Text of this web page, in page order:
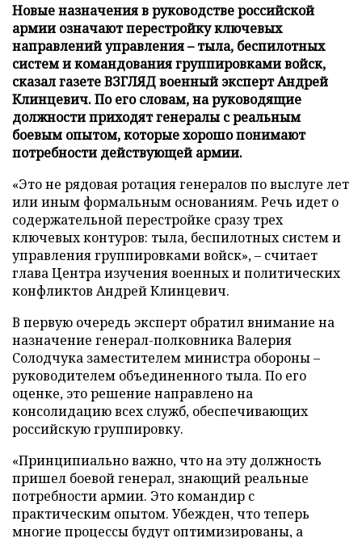
Новые назначения в руководстве российской
армии означают перестройку ключевых
направлений управления – тыла, беспилотных
систем и командования группировками войск,
сказал газете ВЗГЛЯД военный эксперт Андрей
Клинцевич. По его словам, на руководящие
должности приходят генералы с реальным
боевым опытом, которые хорошо понимают
потребности действующей армии.
«Это не рядовая ротация генералов по выслуге лет
или иным формальным основаниям. Речь идет о
содержательной перестройке сразу трех
ключевых контуров: тыла, беспилотных систем и
управления группировками войск», – считает
глава Центра изучения военных и политических
конфликтов Андрей Клинцевич.
В первую очередь эксперт обратил внимание на
назначение генерал-полковника Валерия
Солодчука заместителем министра обороны –
руководителем объединенного тыла. По его
оценке, это решение направлено на
консолидацию всех служб, обеспечивающих
российскую группировку.
«Принципиально важно, что на эту должность
пришел боевой генерал, знающий реальные
потребности армии. Это командир с
практическим опытом. Убежден, что теперь
многие процессы будут оптимизированы, а